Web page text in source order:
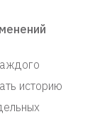
историю